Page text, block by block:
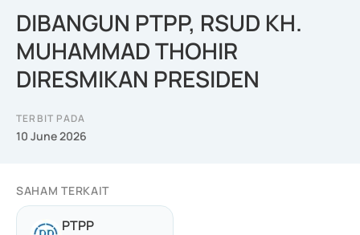
DIBANGUN PTPP, RSUD KH.
MUHAMMAD THOHIR
DIRESMIKAN PRESIDEN
TERBIT PADA
10 June 2026
SAHAM TERKAIT
PTPP